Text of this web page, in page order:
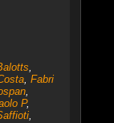
,
, Fabri
,
P,
,